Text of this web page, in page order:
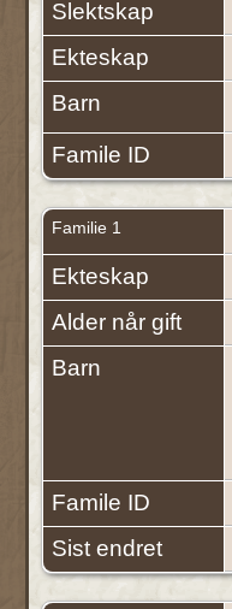
Slektskap
Ekteskap
Barn
Famile ID
Familie 1
Ekteskap
Alder når gift
Barn
Famile ID
Sist endret